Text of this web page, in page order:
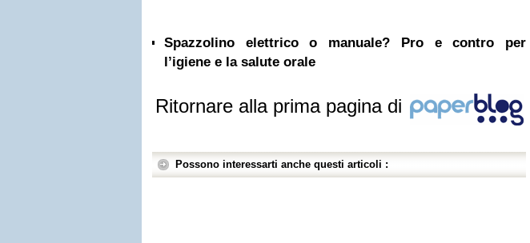
Spazzolino elettrico o manuale? Pro e contro per
l’igiene e la salute orale
Ritornare alla prima pagina di
Possono interessarti anche questi articoli :